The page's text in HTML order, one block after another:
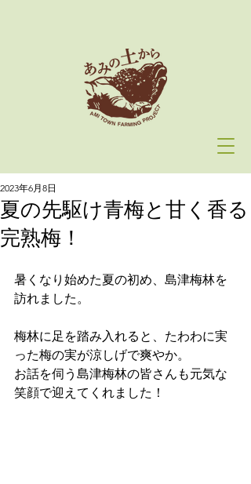
夏の先駆け青梅と甘く香る
完熟梅！
2023年6月8日
暑くなり始めた夏の初め、島津梅林を
訪れました。
梅林に足を踏み入れると、たわわに実
った梅の実が涼しげで爽やか。
お話を伺う島津梅林の皆さんも元気な
笑顔で迎えてくれました！